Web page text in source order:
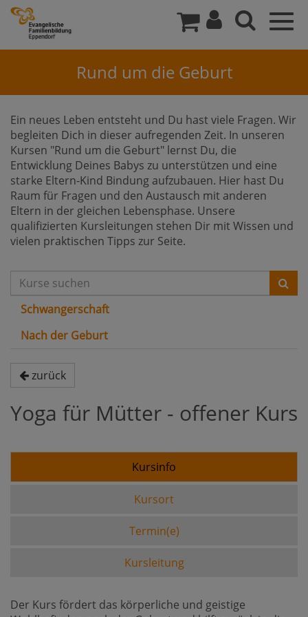
Rund um die Geburt
Ein neues Leben entsteht und Du hast viele Fragen. Wir
begleiten Dich in dieser aufregenden Zeit. In unseren
Kursen "Rund um die Geburt" lernst Du, die
Entwicklung Deines Babys zu unterstützen und eine
starke Eltern-Kind Bindung aufzubauen. Hier hast Du
Raum für Fragen und den Austausch mit anderen
Eltern in der gleichen Lebensphase. Unsere
qualifizierten Kursleitungen stehen Dir mit Wissen und
vielen praktischen Tipps zur Seite.
Schwangerschaft
Nach der Geburt
zurück
Yoga für Mütter - offener Kurs
Kursinfo
Kursort
Termin(e)
Kursleitung
Der Kurs fördert das körperliche und geistige